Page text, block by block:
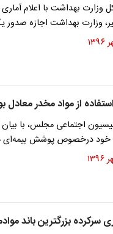
وزارت بهداشت اجازه صدور
از مواد مخدر
اجتماعی مجلس، با بیان
خود درخصوص پوشش بیمه‌ای
سرکرده بزرگترین باند